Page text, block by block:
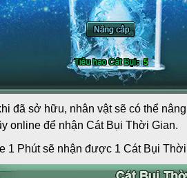
đã sở hữu, nhân vật sẽ có thể
online để nhận Cát Bụi Thời Gian.
1 Phút sẽ nhận được 1 Cát Bụi